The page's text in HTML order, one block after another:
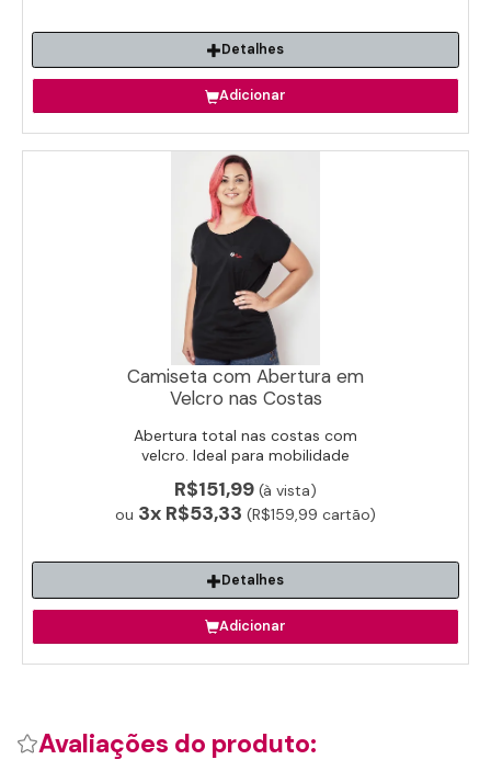
Detalhes
Adicionar
Camiseta com Abertura em
Velcro nas Costas
Abertura total nas costas com
velcro. Ideal para mobilidade
R$151,99 (à vista)
ou 3x R$53,33 (R$159,99 cartão)
Avaliações do produto: